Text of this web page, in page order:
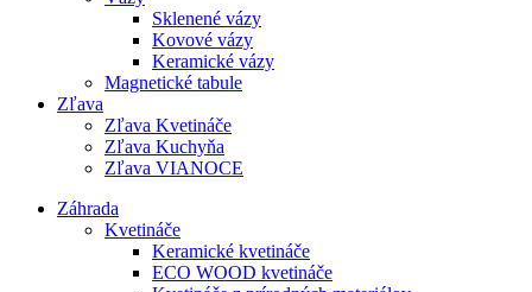
Sklenené vázy
Kovové vázy
Keramické vázy
Magnetické tabule
Zľava
Zľava Kvetináče
Zľava Kuchyňa
Zľava VIANOCE
Záhrada
Kvetináče
Keramické kvetináče
ECO WOOD kvetináče